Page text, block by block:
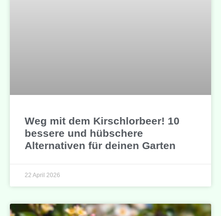
Weg mit dem Kirschlorbeer! 10
bessere und hübschere
Alternativen für deinen Garten
22 April 2026